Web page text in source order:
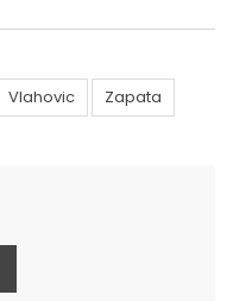
Vlahovic Zapata